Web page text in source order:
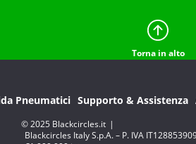
Torna in alto
Pneumatici Supporto & Assistenza
© 2025 Blackcircles.it |
Blackcircles Italy S.p.A. – P. IVA